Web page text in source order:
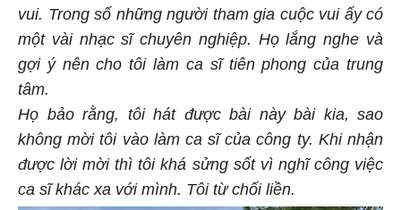
vui. Trong số những người tham gia cuộc vui ấy có
một vài nhạc sĩ chuyên nghiệp. Họ lắng nghe và
gợi ý nên cho tôi làm ca sĩ tiên phong của trung
tâm.
Họ bảo rằng, tôi hát được bài này bài kia, sao
không mời tôi vào làm ca sĩ của công ty. Khi nhận
được lời mời thì tôi khá sửng sốt vì nghĩ công việc
ca sĩ khác xa với mình. Tôi từ chối liền.